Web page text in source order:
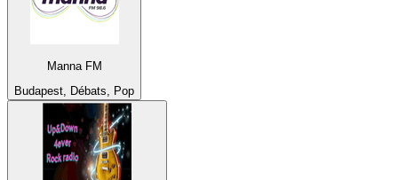
Manna FM
Budapest, Débats, Pop